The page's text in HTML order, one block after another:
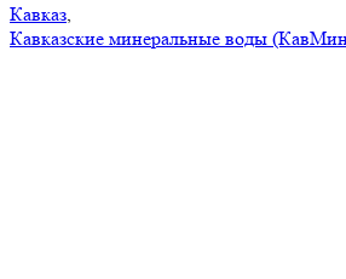
Кавказ,
Кавказские минеральные воды